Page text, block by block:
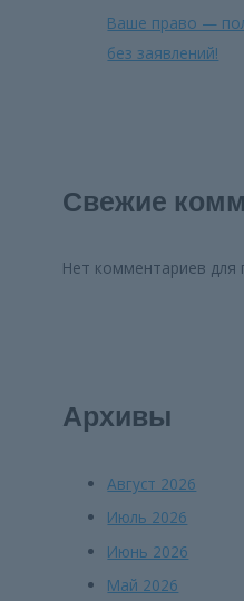
Ваше право —
без заявлений!
Свежие
Нет комментариев для
Архивы
Август 2026
Июль 2026
Июнь 2026
Май 2026